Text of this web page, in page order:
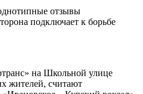
отзывы
подключает к борьбе
на Школьной улице
жителей, считают